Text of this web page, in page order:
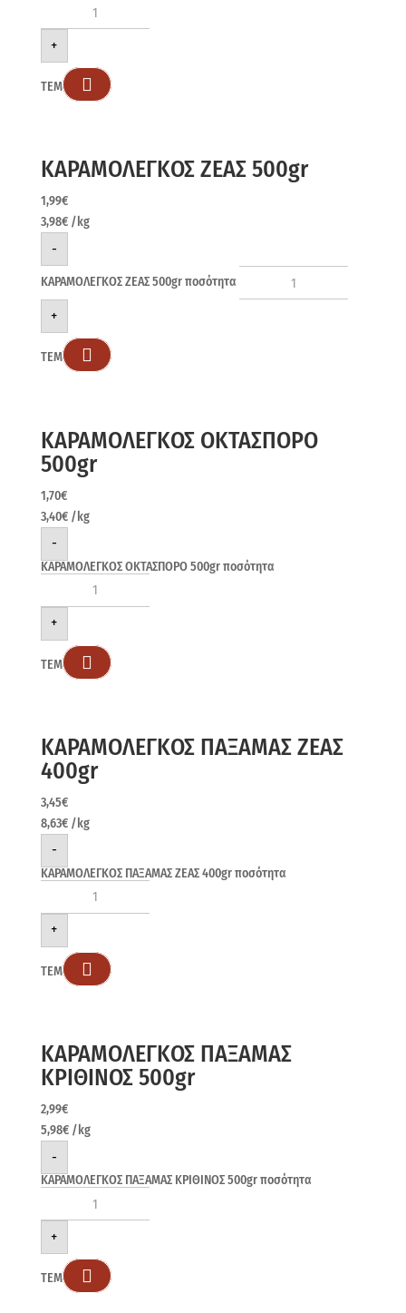
+
ΤΕΜ 
ΚΑΡΑΜΟΛΕΓΚΟΣ ΖΕΑΣ 500gr
1,99€
3,98€ /kg
-
ΚΑΡΑΜΟΛΕΓΚΟΣ ΖΕΑΣ 500gr ποσότητα
+
ΤΕΜ 
ΚΑΡΑΜΟΛΕΓΚΟΣ ΟΚΤΑΣΠΟΡΟ
500gr
1,70€
3,40€ /kg
-
ΚΑΡΑΜΟΛΕΓΚΟΣ ΟΚΤΑΣΠΟΡΟ 500gr ποσότητα
+
ΤΕΜ 
ΚΑΡΑΜΟΛΕΓΚΟΣ ΠΑΞΑΜΑΣ ΖΕΑΣ
400gr
3,45€
8,63€ /kg
-
ΚΑΡΑΜΟΛΕΓΚΟΣ ΠΑΞΑΜΑΣ ΖΕΑΣ 400gr ποσότητα
+
ΤΕΜ 
ΚΑΡΑΜΟΛΕΓΚΟΣ ΠΑΞΑΜΑΣ
ΚΡΙΘΙΝΟΣ 500gr
2,99€
5,98€ /kg
-
ΚΑΡΑΜΟΛΕΓΚΟΣ ΠΑΞΑΜΑΣ ΚΡΙΘΙΝΟΣ 500gr ποσότητα
+
ΤΕΜ 